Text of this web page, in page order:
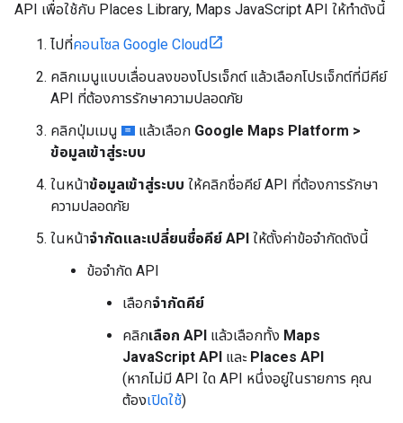
API เพื่อใช้กับ Places Library, Maps JavaScript API ให้ทำดังนี้
ไปที่คอนโซล Google Cloud
คลิกเมนูแบบเลื่อนลงของโปรเจ็กต์ แล้วเลือกโปรเจ็กต์ที่มีคีย์
API ที่ต้องการรักษาความปลอดภัย
คลิกปุ่มเมนู
แล้วเลือก Google Maps Platform >
ข้อมูลเข้าสู่ระบบ
ในหน้าข้อมูลเข้าสู่ระบบ ให้คลิกชื่อคีย์ API ที่ต้องการรักษา
ความปลอดภัย
ในหน้าจำกัดและเปลี่ยนชื่อคีย์ API ให้ตั้งค่าข้อจำกัดดังนี้
ข้อจำกัด API
เลือกจำกัดคีย์
คลิกเลือก API แล้วเลือกทั้ง Maps
JavaScript API และ Places API
(หากไม่มี API ใด API หนึ่งอยู่ในรายการ คุณ
ต้องเปิดใช้)